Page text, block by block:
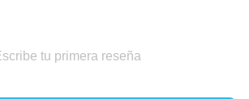
tu primera reseña